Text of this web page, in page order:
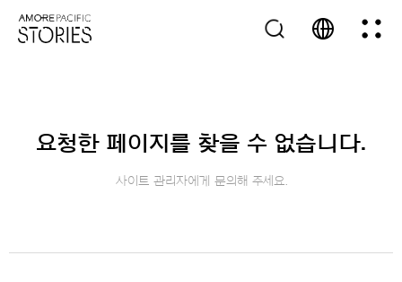
요청한 페이지를 찾을 수 없습니다.
사이트 관리자에게 문의해 주세요.